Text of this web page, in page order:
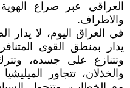
العراقي عبر صراع
والاطراف.
في العراق اليوم، لا يدار
يدار بمنطق القوى
وتتنازع على جسده،
والخذلان، تتجاور